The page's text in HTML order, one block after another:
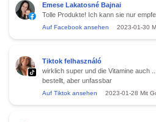
Emese Lakatosné Bajnai
Tolle Produkte! Ich kann sie nur
Auf Facebook ansehen 2023-01-30
Tiktok felhasználó
wirklich super und die Vitamine auch
bestellt, aber unfassbar
Auf Tiktok ansehen 2023-01-28 Mit